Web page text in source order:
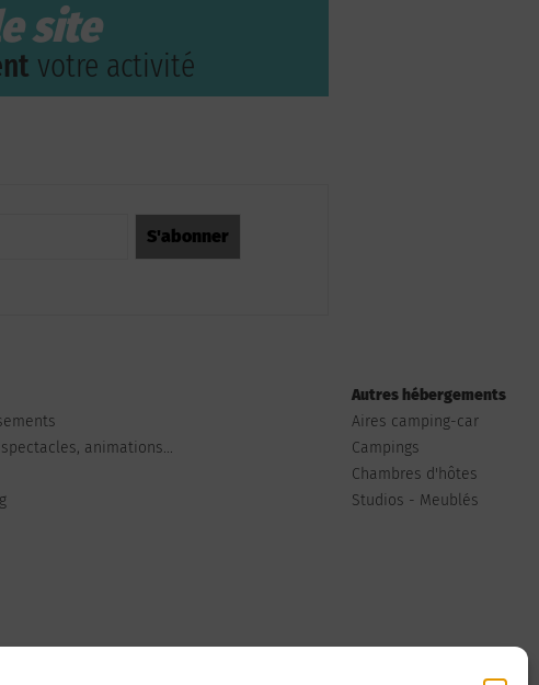
site
votre activité
animations...
Autres hébergements
Aires camping-car
Campings
Chambres d'hôtes
Studios - Meublés